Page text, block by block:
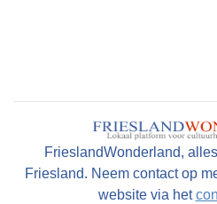
FrieslandWonderland,
Friesland. Neem contact op
website via het